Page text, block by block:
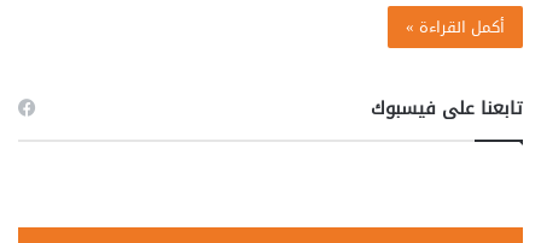
أكمل القراءة »
تابعنا على فيسبوك